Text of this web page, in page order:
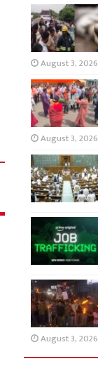
August 3, 2026
August 3, 2026
August 3, 2026